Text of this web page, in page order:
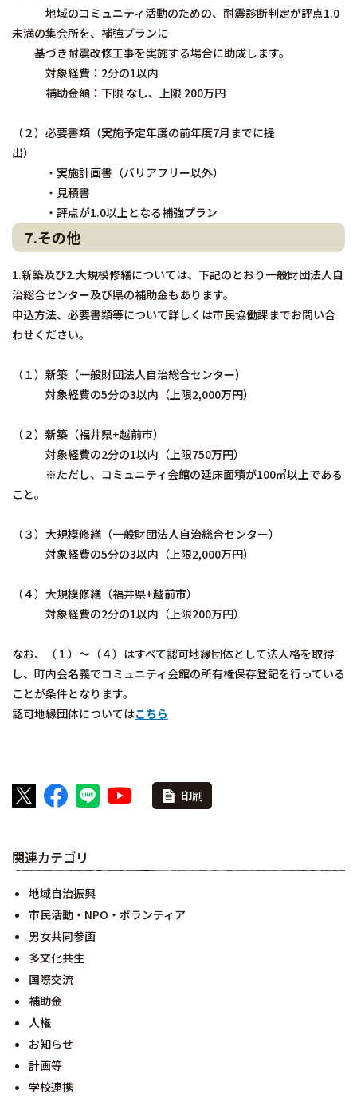
地域のコミュニティ活動のための、耐震診断判定が評点1.0
未満の集会所を、補強プランに
基づき耐震改修工事を実施する場合に助成します。
対象経費：2分の1以内
補助金額：下限 なし、上限 200万円
（２）必要書類（実施予定年度の前年度7月までに提
出）
・実施計画書（バリアフリー以外）
・見積書
・評点が1.0以上となる補強プラン
7.その他
1.新築及び2.大規模修繕については、下記のとおり一般財団法人自
治総合センター及び県の補助金もあります。
申込方法、必要書類等について詳しくは市民協働課までお問い合
わせください。
（１）新築（一般財団法人自治総合センター）
対象経費の5分の3以内（上限2,000万円）
（２）新築（福井県+越前市）
対象経費の2分の1以内（上限750万円）
※ただし、コミュニティ会館の延床面積が100㎡以上である
こと。
（３）大規模修繕（一般財団法人自治総合センター）
対象経費の5分の3以内（上限2,000万円）
（４）大規模修繕（福井県+越前市）
対象経費の2分の1以内（上限200万円）
なお、（１）～（４）はすべて認可地縁団体として法人格を取得
し、町内会名義でコミュニティ会館の所有権保存登記を行っている
ことが条件となります。
認可地縁団体についてはこちら
印刷
関連カテゴリ
地域自治振興
市民活動・NPO・ボランティア
男女共同参画
多文化共生
国際交流
補助金
人権
お知らせ
計画等
学校連携